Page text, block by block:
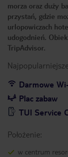
morza oraz duży
przystań, gdzie
urlopowiczach
udogodnień.
TripAdvisor.
Darmowe
Plac zabaw
TUI Service
Położenie:
w centrum